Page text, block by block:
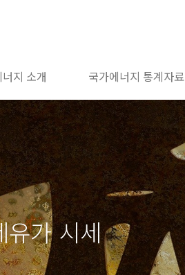
지 소개 국가에너지 통계자료
가 시세